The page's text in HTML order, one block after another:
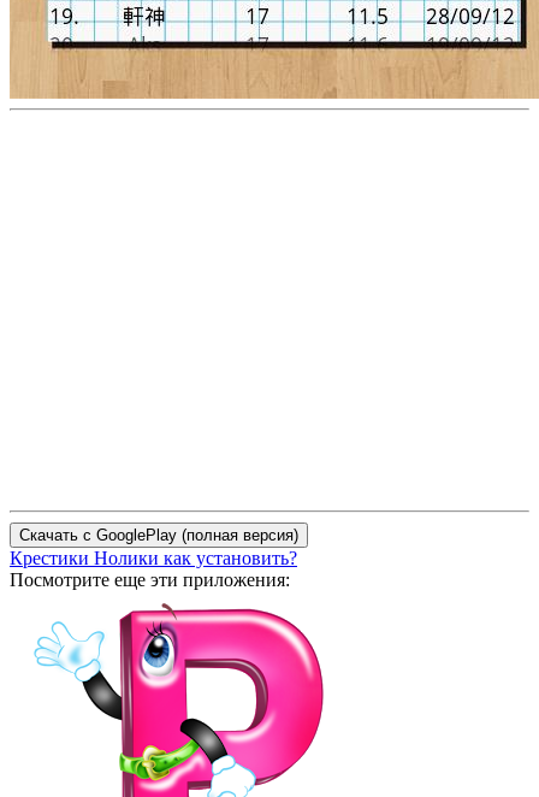
Крестики Нолики как установить?
Посмотрите еще эти приложения: